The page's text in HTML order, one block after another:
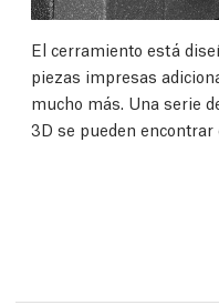
El cerramiento está
piezas impresas
mucho más. Una serie
3D se pueden encontrar